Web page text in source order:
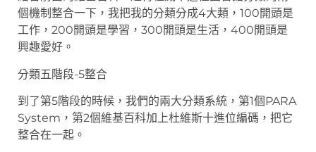
個機制整合一下，我把我的分類分成4大類，100開頭是
工作，200開頭是學習，300開頭是生活，400開頭是
興趣愛好。
分類五階段-5整合
到了第5階段的時候，我們的兩大分類系統，第1個PARA
System，第2個維基百科加上杜維斯十進位編碼，把它
整合在一起。